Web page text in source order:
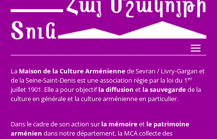
La Maison de la Culture Arméniennede Sevran / Livry-Gargan et
de la Seine-Saint-Denis est une association régie par la loi du 1er
juillet 1901. Elle a pour objectifla diffusion et la sauvegardede la
culture en générale et la culture arménienne en particulier.
Dans le cadre de son action sur la mémoireet le patrimoine
arménien dans notre département, la MCA collecte des